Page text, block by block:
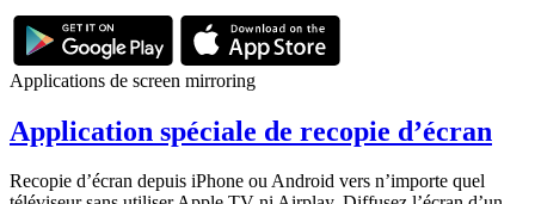
Applications de screen mirroring
Application spéciale de recopie d’écran
Recopie d’écran depuis iPhone ou Android vers n’importe quel